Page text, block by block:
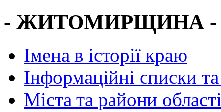
- ЖИТОМИРЩИНА -
Імена в історії краю
Інформаційні списки
Міста та райони області